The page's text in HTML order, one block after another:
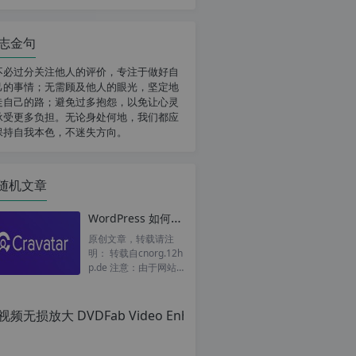
金句
必过分关注他人的评价，专注于做好自
的事情；无需顾及他人的眼光，坚定地
自己的路；避免过多抱怨，以免让心灵
受更多负担。无论身处何地，我们都应
持自我本色，不迷失方向。
机文章
WordPress 如何把 gravatar 头像强制替换为自定义头像
原创文章，转载请注
明： 转载自cnorg.12h
p.de 注意：由于网站